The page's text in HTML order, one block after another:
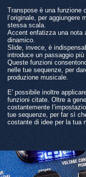
Transpose è una funzione
l’originale, per
stessa scala.
Accent enfatizza una nota
dinamico.
Slide, invece, è
introduce un passaggio
Queste funzioni
nelle tue sequenze, per
produzione musicale.
E' possibile inoltre
funzioni citate. Oltre a
costantemente
tue sequenze, per far sì
costante di idee per la tua